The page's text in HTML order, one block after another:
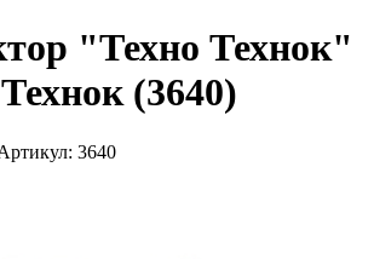
"Техно Технок"
Технок (3640)
3640